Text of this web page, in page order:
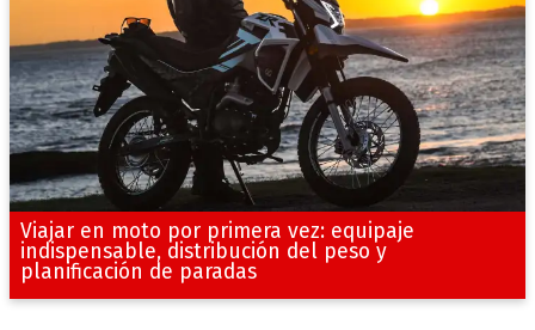
Viajar en moto por primera vez: equipaje
indispensable, distribución del peso y
planificación de paradas